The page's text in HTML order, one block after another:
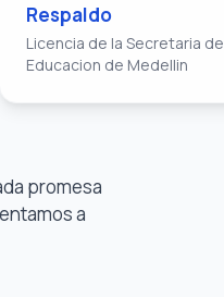
Respaldo
Licencia de la Secretaria de
Educacion de Medellin
promesa
a